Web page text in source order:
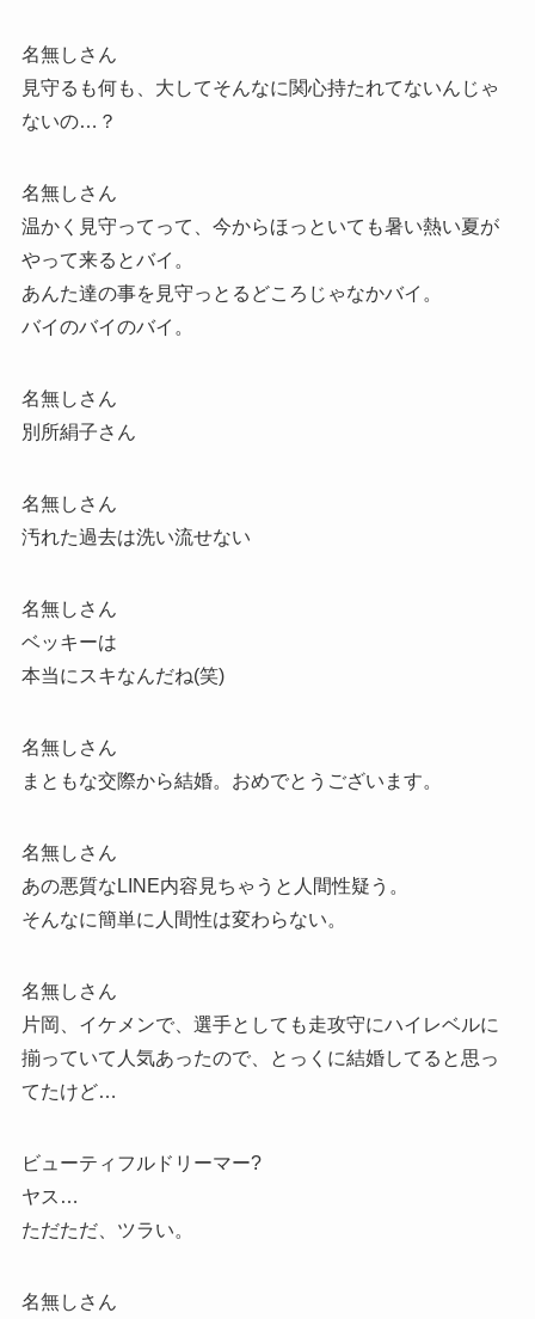
名無しさん
見守るも何も、大してそんなに関心持たれてないんじゃ
ないの…？
名無しさん
温かく見守ってって、今からほっといても暑い熱い夏が
やって来るとバイ。
あんた達の事を見守っとるどころじゃなかバイ。
バイのバイのバイ。
名無しさん
別所絹子さん
名無しさん
汚れた過去は洗い流せない
名無しさん
ベッキーは
本当にスキなんだね(笑)
名無しさん
まともな交際から結婚。おめでとうございます。
名無しさん
あの悪質なLINE内容見ちゃうと人間性疑う。
そんなに簡単に人間性は変わらない。
名無しさん
片岡、イケメンで、選手としても走攻守にハイレベルに
揃っていて人気あったので、とっくに結婚してると思っ
てたけど…
ビューティフルドリーマー?
ヤス…
ただただ、ツラい。
名無しさん